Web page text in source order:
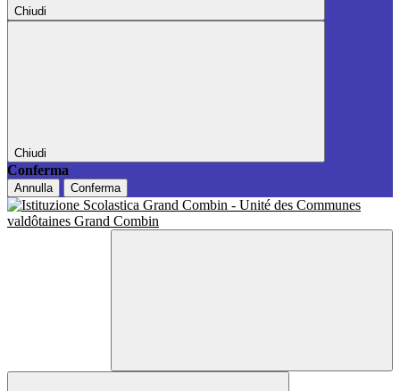
Chiudi
Chiudi
Conferma
Annulla Conferma